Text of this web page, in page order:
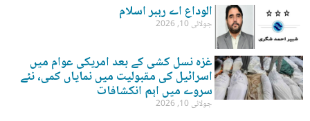
الوداع اے رہبر اسلام
جولائی 10, 2026
غزہ نسل کشی کے بعد امریکی عوام میں
اسرائیل کی مقبولیت میں نمایاں کمی، نئے
سروے میں اہم انکشافات
جولائی 10, 2026